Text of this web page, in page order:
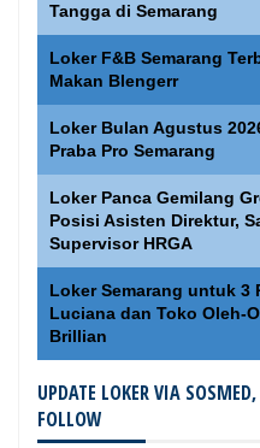
Tangga di Semarang
Loker F&B Semarang
Makan Blengerr
Loker Bulan Agustus
Praba Pro Semarang
Loker Panca Gemilang
Posisi Asisten Direktur,
Supervisor HRGA
Loker Semarang untuk 3
Luciana dan Toko Oleh-
Brillian
UPDATE LOKER VIA
FOLLOW